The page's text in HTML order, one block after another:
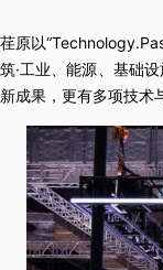
荏原以
筑·工业、能源、基础
新成果，更有多项技术